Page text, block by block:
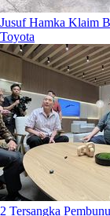
Jusuf Hamka Klaim
Toyota
2 Tersangka